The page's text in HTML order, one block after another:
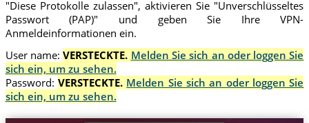
"Diese Protokolle zulassen", aktivieren Sie "Unverschlüsseltes
Passwort (PAP)" und geben Sie Ihre VPN-
Anmeldeinformationen ein.
User name:VERSTECKTE. Melden Sie sich an oder loggen Sie
sich ein, um zu sehen.
Password: VERSTECKTE. Melden Sie sich an oder loggen Sie
sich ein, um zu sehen.